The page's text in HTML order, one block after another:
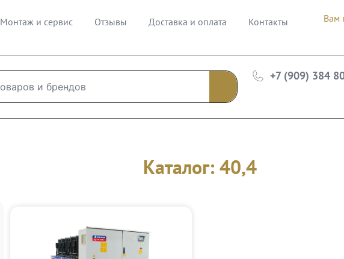
Монтаж и сервис Отзывы Доставка и оплата Контакты Вам
+7 (909) 384
Каталог: 40,4